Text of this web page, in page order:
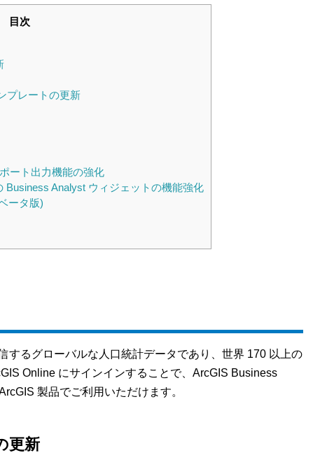
目次
プレートの更新
ート出力機能の強化
Business Analyst ウィジェットの機能強化
ータ版)
するグローバルな人口統計データであり、世界 170 以上の
Online にサインインすることで、ArcGIS Business
製品でご利用いただけます。
更新